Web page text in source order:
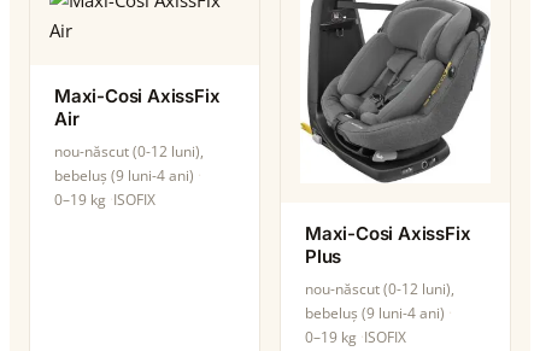
Maxi-Cosi AxissFix
Air
nou-născut (0-12 luni),
bebeluș (9 luni-4 ani)
0–19 kg ISOFIX
Maxi-Cosi AxissFix
Plus
nou-născut (0-12 luni),
bebeluș (9 luni-4 ani)
0–19 kg ISOFIX